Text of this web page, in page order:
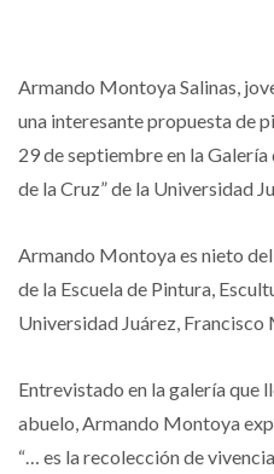
Armando Montoya Salinas,
una interesante propuesta de
29 de septiembre en la
de la Cruz” de la Universidad
Armando Montoya es nieto
de la Escuela de Pintura,
Universidad Juárez, Francisco
Entrevistado en la galería que
abuelo, Armando Montoya
“… es la recolección de